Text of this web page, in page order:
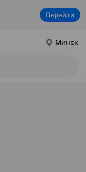
Перейти
Минск